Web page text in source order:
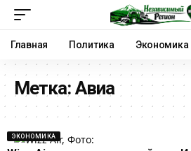
Главная Политика Экономика
Метка: Авиа
ЭКОНОМИКА